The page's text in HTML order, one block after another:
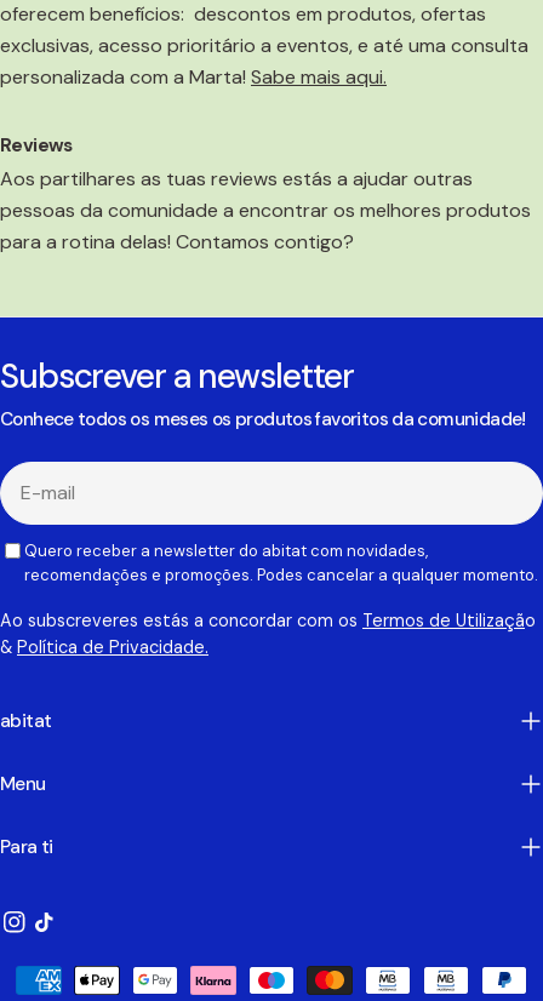
oferecem benefícios: descontos em produtos, ofertas
exclusivas, acesso prioritário a eventos, e até uma consulta
personalizada com a Marta! Sabe mais aqui.
Reviews
Aos partilhares as tuas reviews estás a ajudar outras
pessoas da comunidade a encontrar os melhores produtos
para a rotina delas! Contamos contigo?
Subscrever a newsletter
Conhece todos os meses os produtos favoritos da comunidade!
E-
mail
Quero receber a newsletter do abitat com novidades,
recomendações e promoções. Podes cancelar a qualquer momento.
Ao subscreveres estás a concordar com os Termos de Utilização
& Política de Privacidade.
abitat
Menu
Para ti
Instagram
TikTok
Métodos